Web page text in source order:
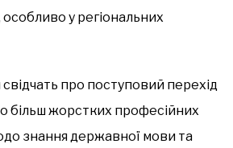
у регіональних
свідчать про поступовий перехід
більш жорстких професійних
знання державної мови та